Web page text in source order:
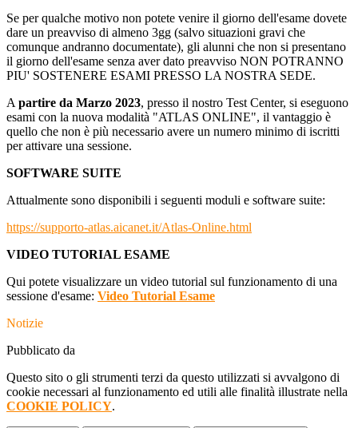
Se per qualche motivo non potete venire il giorno dell'esame dovete
dare un preavviso di almeno 3gg (salvo situazioni gravi che
comunque andranno documentate), gli alunni che non si presentano
il giorno dell'esame senza aver dato preavviso NON POTRANNO
PIU' SOSTENERE ESAMI PRESSO LA NOSTRA SEDE.
A partire da Marzo 2023, presso il nostro Test Center, si eseguono
esami con la nuova modalità "ATLAS ONLINE", il vantaggio è
quello che non è più necessario avere un numero minimo di iscritti
per attivare una sessione.
SOFTWARE SUITE
Attualmente sono disponibili i seguenti moduli e software suite:
https://supporto-atlas.aicanet.it/Atlas-Online.html
VIDEO TUTORIAL ESAME
Qui potete visualizzare un video tutorial sul funzionamento di una
sessione d'esame: Video Tutorial Esame
Notizie
Pubblicato da
Questo sito o gli strumenti terzi da questo utilizzati si avvalgono di
cookie necessari al funzionamento ed utili alle finalità illustrate nella
COOKIE POLICY.